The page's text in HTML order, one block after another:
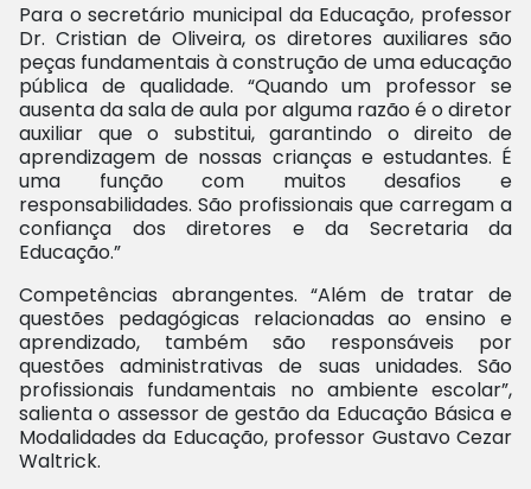
Para o secretário municipal da Educação, professor
Dr. Cristian de Oliveira, os diretores auxiliares são
peças fundamentais à construção de uma educação
pública de qualidade. “Quando um professor se
ausenta da sala de aula por alguma razão é o diretor
auxiliar que o substitui, garantindo o direito de
aprendizagem de nossas crianças e estudantes. É
uma função com muitos desafios e
responsabilidades. São profissionais que carregam a
confiança dos diretores e da Secretaria da
Educação.”
Competências abrangentes. “Além de tratar de
questões pedagógicas relacionadas ao ensino e
aprendizado, também são responsáveis por
questões administrativas de suas unidades. São
profissionais fundamentais no ambiente escolar”,
salienta o assessor de gestão da Educação Básica e
Modalidades da Educação, professor Gustavo Cezar
Waltrick.